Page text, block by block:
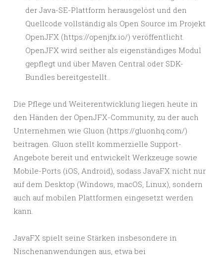
der Java-SE-Plattform herausgelöst und den
Quellcode vollständig als Open Source im Projekt
OpenJFX (https://openjfx.io/) veröffentlicht.
OpenJFX wird seither als eigenständiges Modul
gepflegt und über Maven Central oder SDK-
Bundles bereitgestellt..
Die Pflege und Weiterentwicklung liegen heute in
den Händen der OpenJFX-Community, zu der auch
Unternehmen wie Gluon (https://gluonhq.com/)
beitragen. Gluon stellt kommerzielle Support-
Angebote bereit und entwickelt Werkzeuge sowie
Mobile-Ports (iOS, Android), sodass JavaFX nicht nur
auf dem Desktop (Windows, macOS, Linux), sondern
auch auf mobilen Plattformen eingesetzt werden
kann.
JavaFX spielt seine Stärken insbesondere in
Nischenanwendungen aus, etwa bei